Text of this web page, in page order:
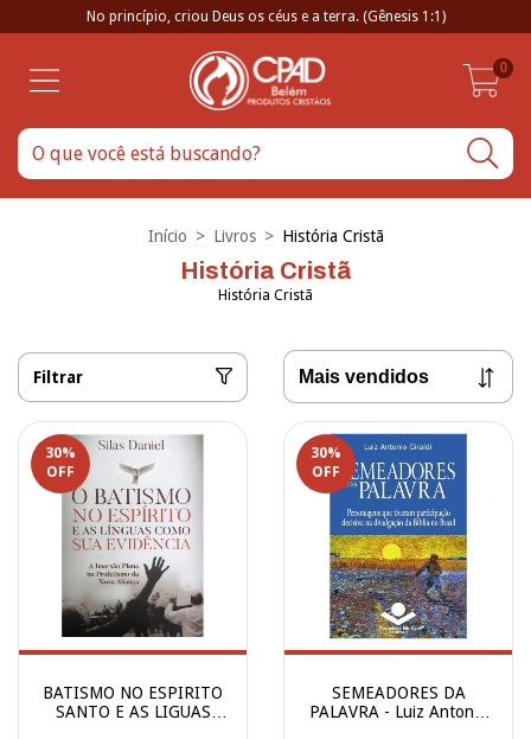
No princípio, criou Deus os céus e a terra. (Gênesis 1:1)
0
Início > Livros > História Cristã
História Cristã
História Cristã
Filtrar
30%
OFF
BATISMO NO ESPIRITO
SANTO E AS LIGUAS
30%
OFF
SEMEADORES DA
PALAVRA - Luiz Antonio